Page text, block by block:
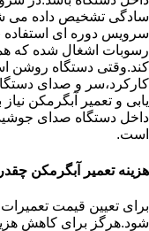
سادگی تشخیص داده می
سرویس دوره ای استفاده
رسوبات اشغال شده که
کند.وقتی دستگاه روشن
کارکرد،سر و صدای
یابی و تعمیر آبگرمکن
داخل دستگاه صدای
است.
هزینه تعمیر آبگرمکن
برای تعیین قیمت
شود.هرگز برای کاهش